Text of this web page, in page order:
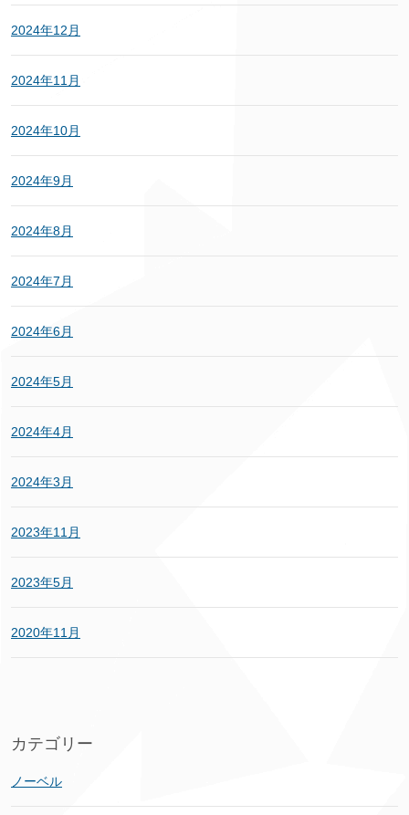
2024年12月
2024年11月
2024年10月
2024年9月
2024年8月
2024年7月
2024年6月
2024年5月
2024年4月
2024年3月
2023年11月
2023年5月
2020年11月
カテゴリー
ノーベル